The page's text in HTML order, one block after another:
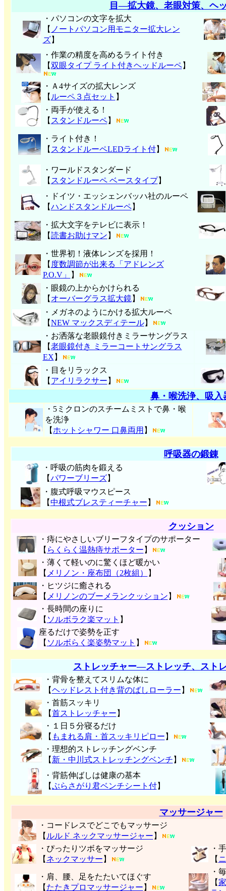
目―拡大鏡、老眼対策、ヘ
・パソコンの文字を拡大
【 ノートパソコン用モニター拡大レン
ズ】
・作業の精度を高めるライト付き
【双眼タイプ ライト付きヘッドルーペ】
・Ａ4サイズの拡大レンズ
【 ルーペ３点セット 】
・両手が使える！
【 スタンドルーペ】
・ライト付き！
【 スタンドルーペLEDライト付】
・ワールドスタンダード
【 スタンドルーペ ベースタイプ】
・ドイツ・エッシェンバッハ社のルーペ
【ハンド スタンドルーペ】
・拡大文字をテレビに表示！
【読書お助けマン 】
・世界初！液体レンズを採用！
【 度数調節が出来る「アドレンズ
P.O.V」
】
・眼鏡の上からかけられる
【 オーバーグラス拡大鏡】
・メガネのようにかける拡大ルーペ
【NEW マックスディテール】
・お洒落な老眼鏡付きミラーサングラス
【老眼鏡付き ミラーコートサングラス
EX 】
・目をリラックス
【 アイリラクサー 】
鼻・喉洗浄、吸入
・5ミクロンのスチームミストで鼻・喉
を洗浄
【 ホットシャワー 口鼻両用 】
呼吸器の鍛錬
・呼吸の筋肉を鍛える
【パワーブリーズ】
・腹式呼吸マウスピース
【中根式ブレスティーチャー 】
クッション
・痔にやさしいブリーフタイプのサポーター
【 らくらく温熱痔サポーター 】
・薄くて軽いのに驚くほど暖かい
【 メリノン・座布団（2枚組）
】
・ヒツジに癒される
【 メリノンのブーメランクッション 】
・長時間の座りに
【 ソルボラク楽マット 】
座るだけで姿勢を正す
【 ソルボらく楽姿勢マット 】
ストレッチャー―ストレッチ、スト
・背骨を整えてスリムな体に
【ヘッドレスト付き背のばしローラー 】
・首筋スッキリ
【首ストレッチャー 】
・１日５分寝るだけ
【 もまれる肩・首スッキリピロー 】
・理想的ストレッチングベンチ
【 新・中川式ストレッチングベンチ 】
・背筋伸ばしは健康の基本
【ぶらさがり君ベンチシート付】
マッサージャー
・コードレスでどこでもマッサージ
【 ルルド ネックマッサージャー 】
・ぴったりツボをマッサージ
【 ネックマッサー 】
・
【
・肩、腰、足をたたいてほぐす
【 たたきプロマッサージャー 】
・
【